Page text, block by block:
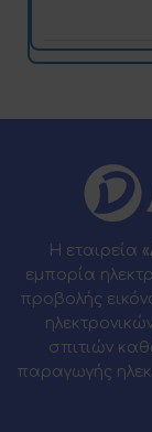
Η εταιρεία
εμπορία
προβολής
σπιτιών
παραγωγής